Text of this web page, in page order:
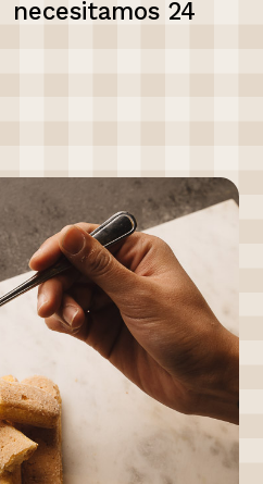
necesitamos 24